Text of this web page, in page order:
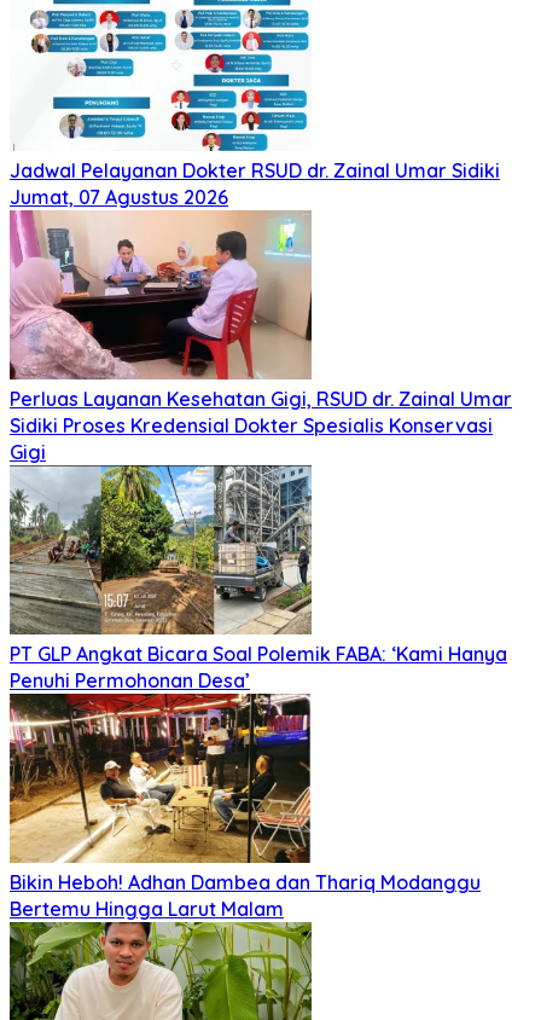
Jadwal Pelayanan Dokter RSUD dr. Zainal Umar Sidiki
Jumat, 07 Agustus 2026
Perluas Layanan Kesehatan Gigi, RSUD dr. Zainal Umar
Sidiki Proses Kredensial Dokter Spesialis Konservasi
Gigi
PT GLP Angkat Bicara Soal Polemik FABA: ‘Kami Hanya
Penuhi Permohonan Desa’
Bikin Heboh! Adhan Dambea dan Thariq Modanggu
Bertemu Hingga Larut Malam